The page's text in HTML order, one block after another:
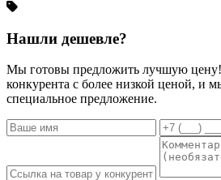
Нашли дешевле?
Мы готовы предложить лучшую цену!
конкурента с более низкой ценой, и
специальное предложение.